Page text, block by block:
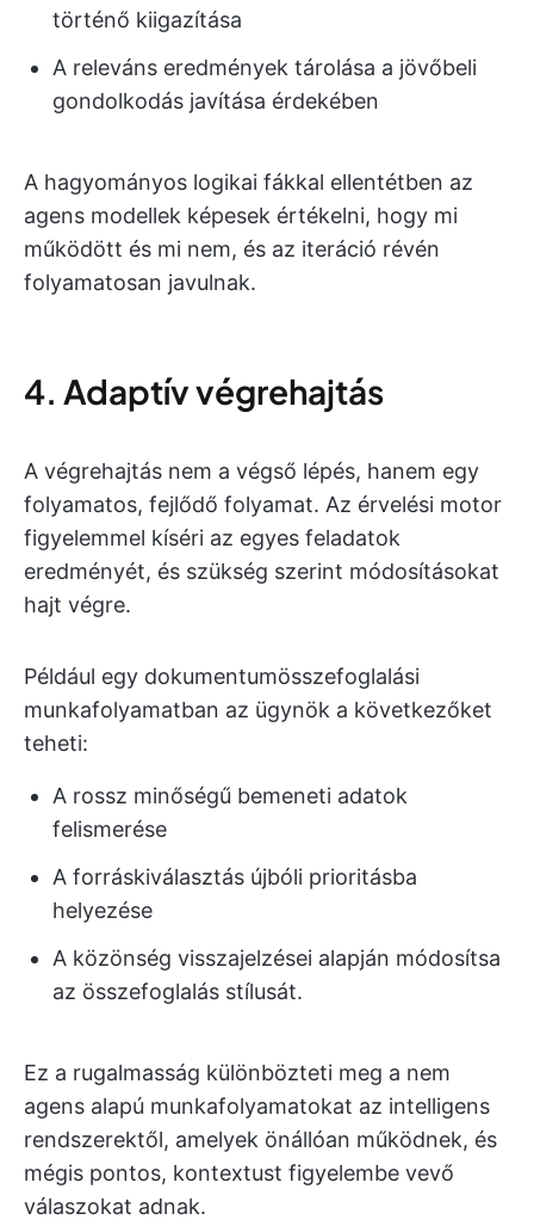
történő kiigazítása
A releváns eredmények tárolása a jövőbeli
gondolkodás javítása érdekében
A hagyományos logikai fákkal ellentétben az
agens modellek képesek értékelni, hogy mi
működött és mi nem, és az iteráció révén
folyamatosan javulnak.
4. Adaptív végrehajtás
A végrehajtás nem a végső lépés, hanem egy
folyamatos, fejlődő folyamat. Az érvelési motor
figyelemmel kíséri az egyes feladatok
eredményét, és szükség szerint módosításokat
hajt végre.
Például egy dokumentumösszefoglalási
munkafolyamatban az ügynök a következőket
teheti:
A rossz minőségű bemeneti adatok
felismerése
A forráskiválasztás újbóli prioritásba
helyezése
A közönség visszajelzései alapján módosítsa
az összefoglalás stílusát.
Ez a rugalmasság különbözteti meg a nem
agens alapú munkafolyamatokat az intelligens
rendszerektől, amelyek önállóan működnek, és
mégis pontos, kontextust figyelembe vevő
válaszokat adnak.